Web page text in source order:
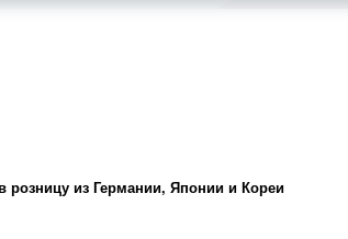
из Германии, Японии и Кореи